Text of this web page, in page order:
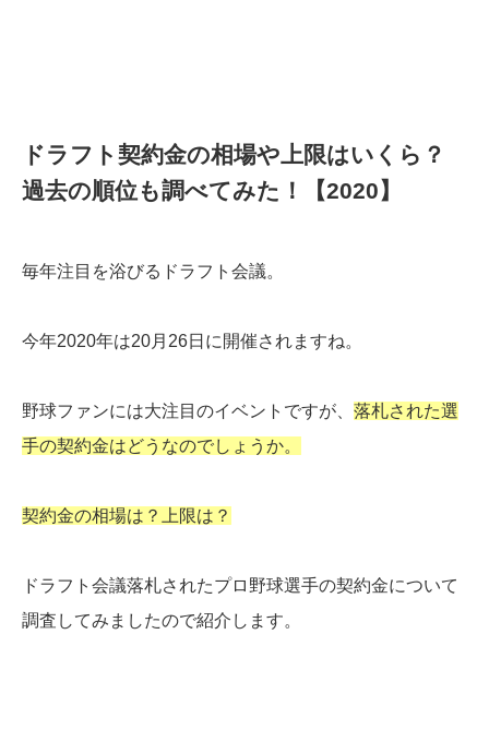
ドラフト契約金の相場や上限はいくら？
過去の順位も調べてみた！【2020】
毎年注目を浴びるドラフト会議。
今年2020年は20月26日に開催されますね。
野球ファンには大注目のイベントですが、 落札された選
手の契約金はどうなのでしょうか。
契約金の相場は？上限は？
ドラフト会議落札されたプロ野球選手の契約金について
調査してみましたので紹介します。